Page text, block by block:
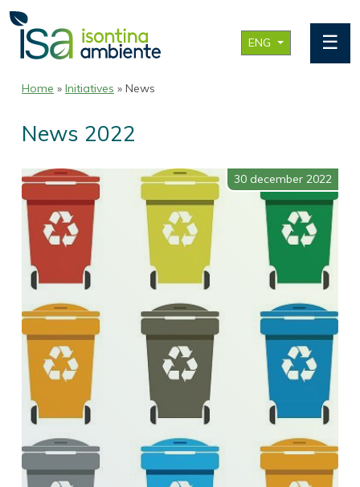
ENG ☰
Home » Initiatives » News
News 2022
30 december 2022